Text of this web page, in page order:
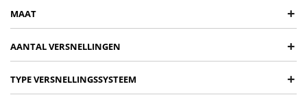
MAAT +
AANTAL VERSNELLINGEN +
TYPE VERSNELLINGSSYSTEEM +